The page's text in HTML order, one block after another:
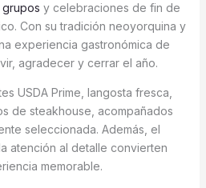
grupos y celebraciones de fin de
Con su tradición neoyorquina y
experiencia gastronómica de
agradecer y cerrar el año.
USDA Prime, langosta fresca,
de steakhouse, acompañados
seleccionada. Además, el
atención al detalle convierten
memorable.